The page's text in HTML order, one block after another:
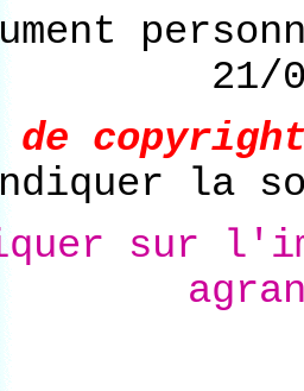
21/
de
la
sur